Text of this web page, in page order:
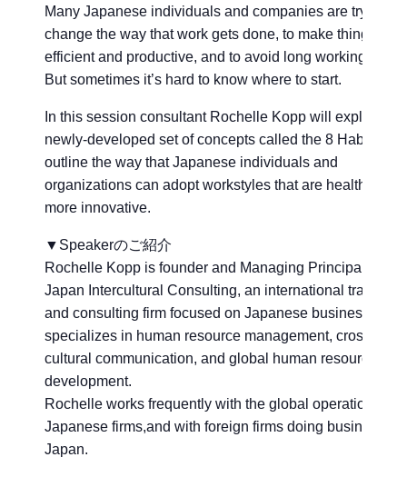
Many Japanese individuals and companies are trying to
change the way that work gets done, to make things
efficient and productive, and to avoid long working
But sometimes it’s hard to know where to start.
In this session consultant Rochelle Kopp will explain a
newly-developed set of concepts called the 8 Habits that
outline the way that Japanese individuals and
organizations can adopt workstyles that are healthier
more innovative.
▼Speakerのご紹介
Rochelle Kopp is founder and Managing Principal of
Japan Intercultural Consulting, an international training
and consulting firm focused on Japanese business. She
specializes in human resource management, cross-
cultural communication, and global human resource
development.
Rochelle works frequently with the global operations of
Japanese firms,and with foreign firms doing business in
Japan.